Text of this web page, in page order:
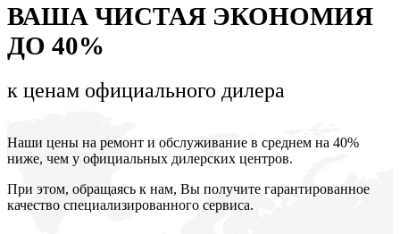
ВАША ЧИСТАЯ ЭКОНОМИЯ
ДО 40%
к ценам официального дилера
Наши цены на ремонт и обслуживание в среднем на 40%
ниже, чем у официальных дилерских центров.
При этом, обращаясь к нам, Вы получите гарантированное
качество специализированного сервиса.